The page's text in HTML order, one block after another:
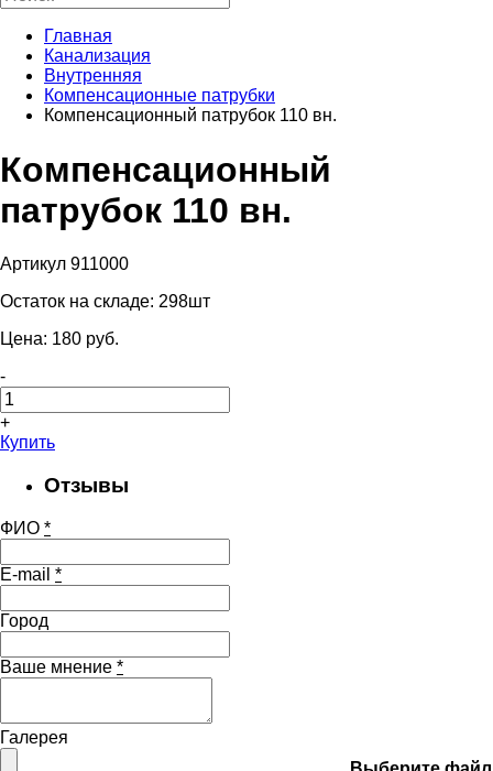
Главная
Канализация
Внутренняя
Компенсационные патрубки
Компенсационный патрубок 110 вн.
Компенсационный
патрубок 110 вн.
Артикул 911000
Остаток на складе: 298шт
Цена: 180 pуб.
-
+
Купить
Отзывы
ФИО *
E-mail *
Город
Ваше мнение *
Галерея